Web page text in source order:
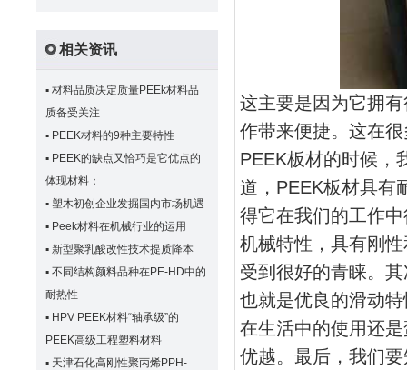
相关资讯
▪ 材料品质决定质量PEEk材料品
质备受关注
▪ PEEK材料的9种主要特性
▪ PEEK的缺点又恰巧是它优点的
体现材料：
▪ 塑木初创企业发掘国内市场机遇
▪ Peek材料在机械行业的运用
▪ 新型聚乳酸改性技术提质降本
▪ 不同结构颜料品种在PE-HD中的
耐热性
▪ HPV PEEK材料“轴承级”的
PEEK高级工程塑料材料
▪ 天津石化高刚性聚丙烯PPH-
这主要是因为它拥
作带来便捷。这在
PEEK板材的时候，
道，PEEK板材具有
得它在我们的工作
机械特性，具有刚
受到很好的青睐。 其
也就是优良的滑动
在生活中的使用还
优越。 最后，我们